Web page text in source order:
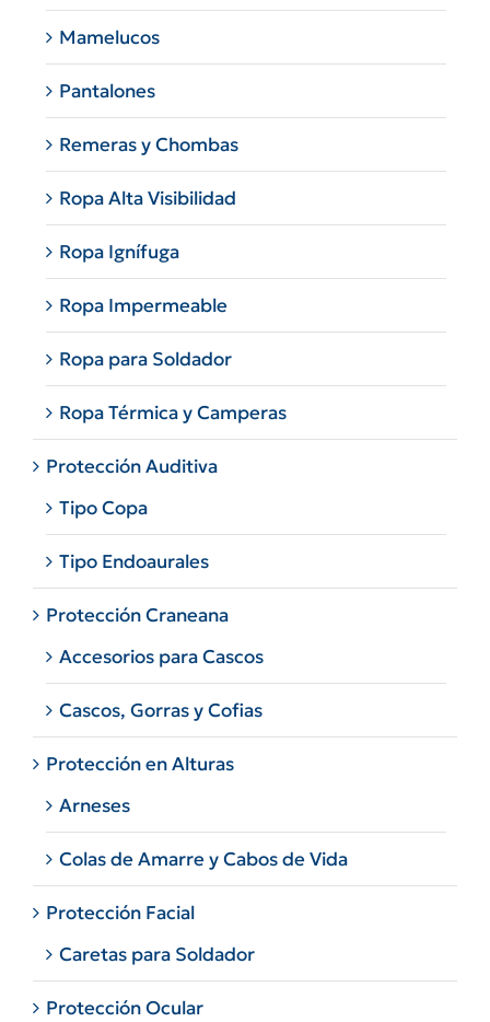
Mamelucos
Pantalones
Remeras y Chombas
Ropa Alta Visibilidad
Ropa Ignífuga
Ropa Impermeable
Ropa para Soldador
Ropa Térmica y Camperas
Protección Auditiva
Tipo Copa
Tipo Endoaurales
Protección Craneana
Accesorios para Cascos
Cascos, Gorras y Cofias
Protección en Alturas
Arneses
Colas de Amarre y Cabos de Vida
Protección Facial
Caretas para Soldador
Protección Ocular